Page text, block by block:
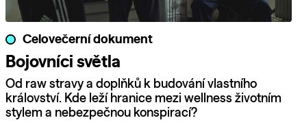
Celovečerní dokument
Bojovníci světla
Od raw stravy a doplňků k budování vlastního
království. Kde leží hranice mezi wellness životním
stylem a nebezpečnou konspirací?